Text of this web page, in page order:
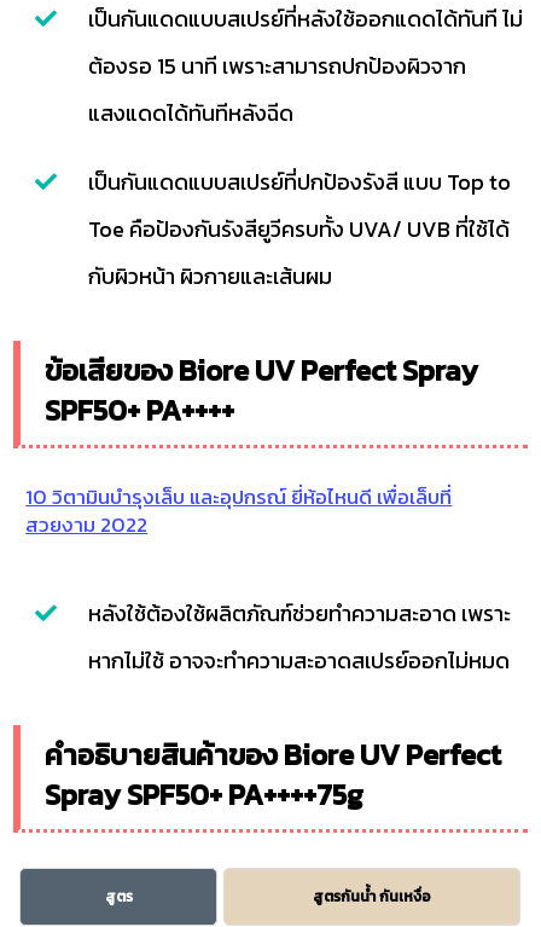
เป็นกันแดดแบบสเปรย์ที่หลังใช้ออกแดดได้ทันที ไม่
ต้องรอ 15 นาที เพราะสามารถปกป้องผิวจาก
แสงแดดได้ทันทีหลังฉีด
เป็นกันแดดแบบสเปรย์ที่ปกป้องรังสี แบบ Top to
Toe คือป้องกันรังสียูวีครบทั้ง UVA/ UVB ที่ใช้ได้
กับผิวหน้า ผิวกายและเส้นผม
ข้อเสียของ Biore UV Perfect Spray
SPF50+ PA++++
10 วิตามินบำรุงเล็บ และอุปกรณ์ ยี่ห้อไหนดี เพื่อเล็บที่
สวยงาม 2022
หลังใช้ต้องใช้ผลิตภัณฑ์ช่วยทำความสะอาด เพราะ
หากไม่ใช้ อาจจะทำความสะอาดสเปรย์ออกไม่หมด
คำอธิบายสินค้าของ Biore UV Perfect
Spray SPF50+ PA++++75g
สูตร สูตรกันน้ำ กันเหงื่อ